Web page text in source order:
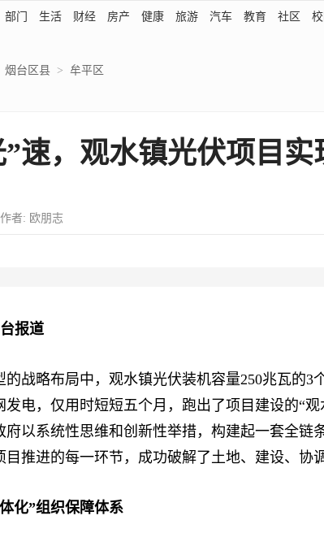
部门 生活 财经 房产 健康 旅游 汽车 教育 社区
烟台区县 > 牟平区
速，观水镇光伏项目
者: 欧朋志
报道
略布局中，观水镇光伏装机容量250兆瓦的3
电，仅用时短短五个月，跑出了项目建设的“
以系统性思维和创新性举措，构建起一套全链
推进的每一环节，成功破解了土地、建设、协
化”组织保障体系